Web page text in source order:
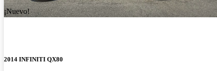
¡Nuevo!
2014 INFINITI QX80